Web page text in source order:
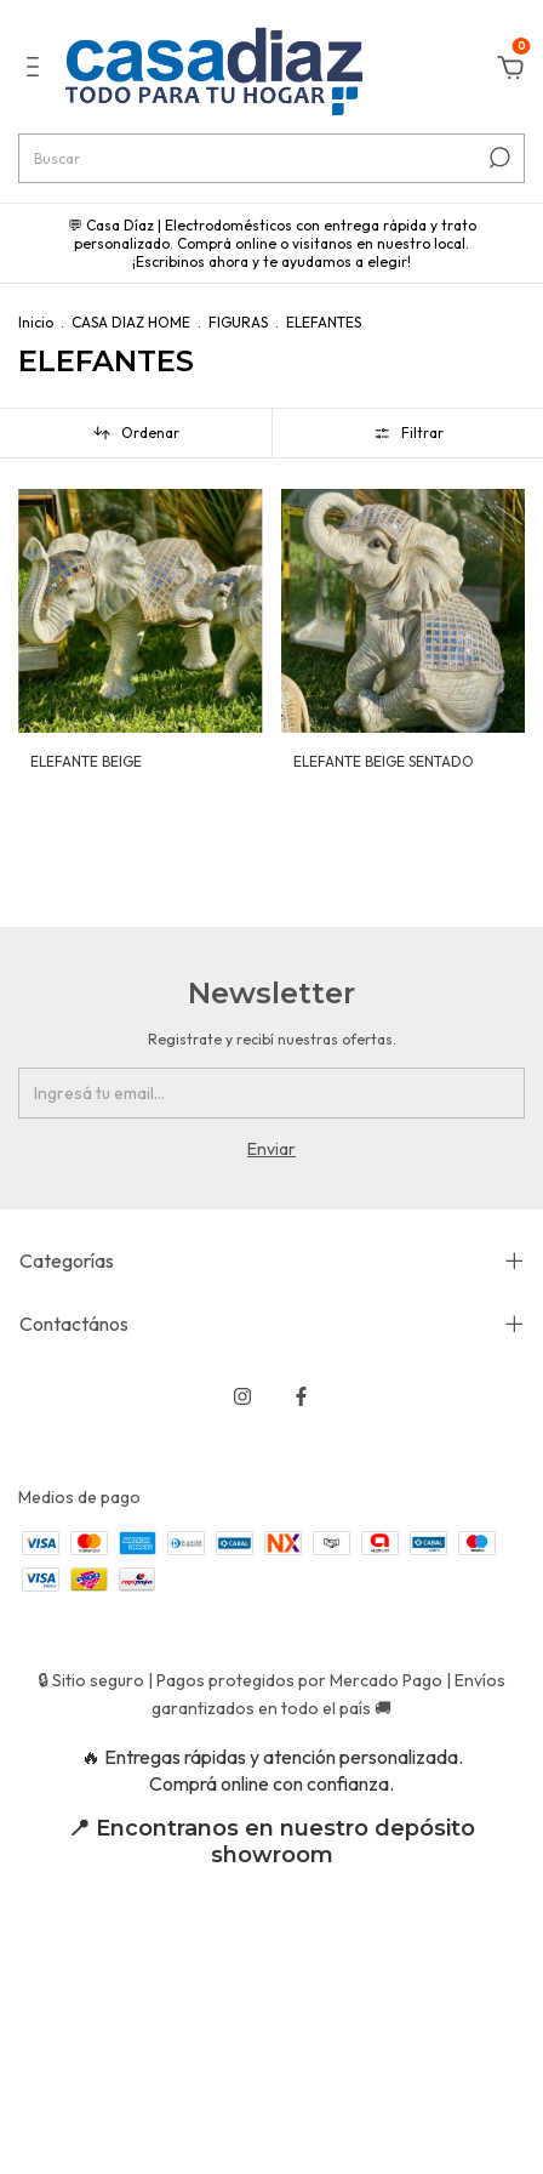
0
💬 Casa Díaz | Electrodomésticos con entrega rápida y trato
personalizado. Comprá online o visitanos en nuestro local.
¡Escribinos ahora y te ayudamos a elegir!
Inicio . CASA DIAZ HOME . FIGURAS . ELEFANTES
ELEFANTES
Ordenar Filtrar
ELEFANTE BEIGE ELEFANTE BEIGE SENTADO
Newsletter
Registrate y recibí nuestras ofertas.
Categorías
Contactános
Medios de pago
🔒 Sitio seguro | Pagos protegidos por Mercado Pago | Envíos
garantizados en todo el país 🚚
🔥 Entregas rápidas y atención personalizada.
Comprá online con confianza.
📍 Encontranos en nuestro depósito
showroom